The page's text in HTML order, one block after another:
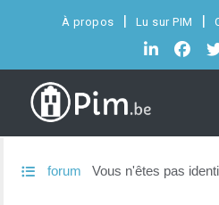
À propos Lu sur PIM
forum Vous n'êtes pas